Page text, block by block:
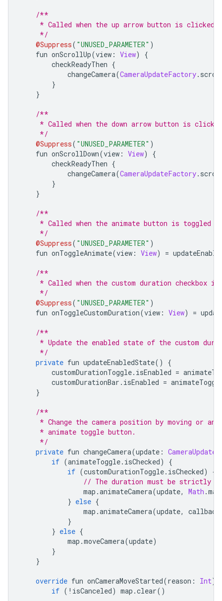
/**
* Called when the up arrow button is clicked.
*/
@Suppress( "UNUSED_PARAMETER" )
fun onScrollUp(view : View)
{
checkReadyThen {
changeCamera(CameraUpdateFactory.
}
}
/**
* Called when the down arrow button is clicked.
*/
@Suppress( "UNUSED_PARAMETER" )
fun onScrollDown(view : View)
{
checkReadyThen {
changeCamera(CameraUpdateFactory.
}
}
/**
* Called when the animate button is toggled
*/
@Suppress( "UNUSED_PARAMETER" )
fun onToggleAnimate(view : View) =
/**
* Called when the custom duration checkbox is
*/
@Suppress( "UNUSED_PARAMETER" )
fun onToggleCustomDuration(view : View) =
/**
* Update the enabled state of the custom
*/
private fun updateEnabledState()
{
customDurationToggle. isEnabled =
customDurationBar . isEnabled =
}
/**
* Change the camera position by moving or
* animate toggle button.
*/
private fun changeCamera(update : CameraUpdate
if (animateToggle. isChecked)
{
if (customDurationToggle. isChecked)
{
// The duration must be strictly
map .animateCamera(update, Math .max
} else {
map .animateCamera(update, callback
}
} else {
map .moveCamera(update)
}
}
override fun onCameraMoveStarted(reason : Int)
if (! isCanceled) map .clear()